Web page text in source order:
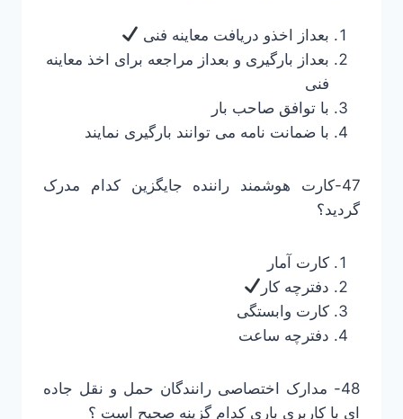
بعداز اخذو دریافت معاینه فنی
بعداز بارگیری و بعداز مراجعه برای اخذ معاینه
فنی
با توافق صاحب بار
با ضمانت نامه می توانند بارگیری نمایند
47-کارت هوشمند راننده جایگزین کدام مدرک
گردید؟
کارت آمار
دفترچه کار
کارت وابستگی
دفترچه ساعت
48- مدارک اختصاصی رانندگان حمل و نقل جاده
ای با کاربری باری کدام گزینه صحیح است ؟